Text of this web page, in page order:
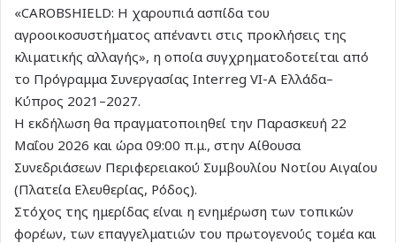
«CAROBSHIELD: Η χαρουπιά ασπίδα του
αγροοικοσυστήματος απέναντι στις προκλήσεις της
κλιματικής αλλαγής», η οποία συγχρηματοδοτείται από
το Πρόγραμμα Συνεργασίας Interreg VI-A Ελλάδα–
Κύπρος 2021–2027.
Η εκδήλωση θα πραγματοποιηθεί την Παρασκευή 22
Μαΐου 2026 και ώρα 09:00 π.μ., στην Αίθουσα
Συνεδριάσεων Περιφερειακού Συμβουλίου Νοτίου Αιγαίου
(Πλατεία Ελευθερίας, Ρόδος).
Στόχος της ημερίδας είναι η ενημέρωση των τοπικών
φορέων, των επαγγελματιών του πρωτογενούς τομέα και